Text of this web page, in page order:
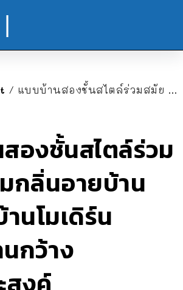
/ แบบบ้านสองชั้นสไตล์ร่วมสมัย ผสมกลิ่นอายบ้านไทยและบ้านโมเดิร์น พร้อมชานกว้างเอนกประสงค์
องชั้นสไตล์ร่วม
กลิ่นอายบ้าน
นโมเดิร์น
กว้าง